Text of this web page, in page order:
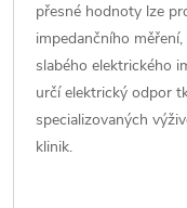
přesné hodnoty lze
impedančního
slabého elektrického
určí elektrický odpor
specializovaných
klinik.